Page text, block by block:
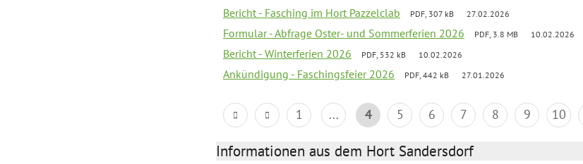
Bericht - Fasching im Hort Pazzelclab PDF, 307 kB 27.02.2026
Formular - Abfrage Oster- und Sommerferien 2026 PDF, 3.8 MB 10.02.2026
Bericht - Winterferien 2026 PDF, 532 kB 10.02.2026
Ankündigung - Faschingsfeier 2026 PDF, 442 kB 27.01.2026
1 ... 4 5 6 7 8 9 10
Informationen aus dem Hort Sandersdorf